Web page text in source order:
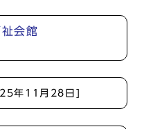
会館
年11月28日]